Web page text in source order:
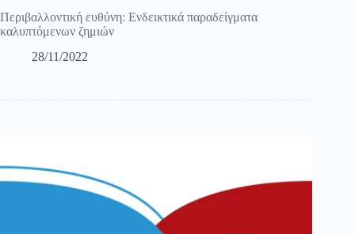
Περιβαλλοντική ευθύνη: Ενδεικτικά παραδείγματα
καλυπτόμενων ζημιών
28/11/2022